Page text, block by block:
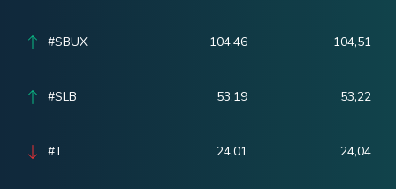
#SBUX 104,46 104,51
#SLB 53,19 53,22
#T 24,01 24,04